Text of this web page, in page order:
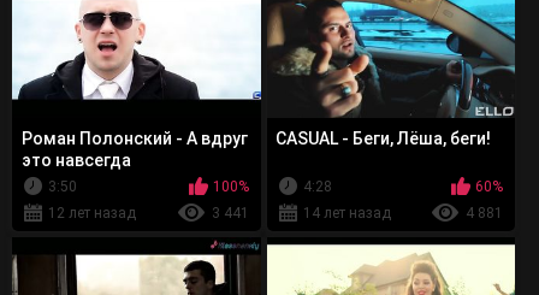
Роман Полонский - А вдруг
это навсегда
3:50
100%
12 лет назад
3 441
CASUAL - Беги, Лёша, беги!
4:28
60%
14 лет назад
4 881